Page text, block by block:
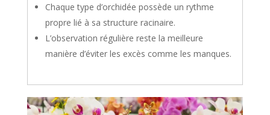
Chaque type d’orchidée possède un rythme
propre lié à sa structure racinaire.
L’observation régulière reste la meilleure
manière d’éviter les excès comme les manques.